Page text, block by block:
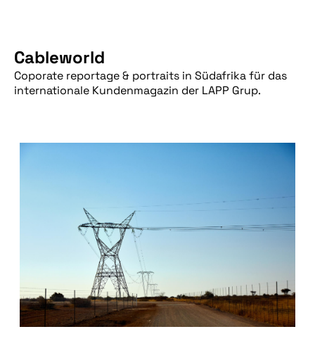
Cableworld
Coporate reportage & portraits in Südafrika für das
internationale Kundenmagazin der LAPP Grup.